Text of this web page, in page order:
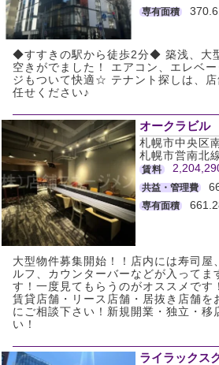
専有面積
◆すすきの駅から徒歩2分◆ 築浅、大
空きがでました！ エアコン、エレベ
ジもついて快適☆ テナント探しは、
任せください♪
オークラビル
札幌市中央区
札幌市営南北
賃料
共益・管理費
専有面積
大型物件募集開始！！店内には寿司屋
ルフ、カウンターバーなどが入ってま
す！一度見てもらうのがオススメです
賃貸店舗・リース店舗・居抜き店舗を
にご相談下さい！新規開業・独立・移
い！
ライラックス